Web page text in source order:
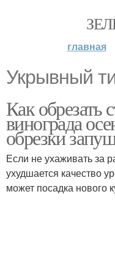
главная
Укрывный
Как обрезать
винограда
обрезки
Если не ухаживать за
ухудшается качество
может посадка нового